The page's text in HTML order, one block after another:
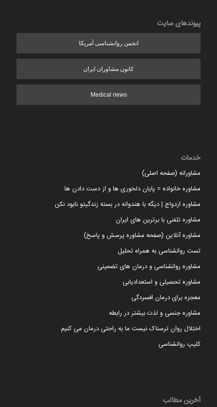
پیوندهای سایت
انجمن روانشناسی آمریکا
کانون مشاوران ایران
Medical news
خدمات
مشاورانه (صفحه اصلی)
مشاوره خانواده = پایان دلخوری ها و از دست دادن ها
مشاوره ازدواج | دیگه با هندوانه در بسته زندگیتو نابود نکن
مشاوره تلفنی با برترین های ایران
مشاوره آنلاین (صفحه مشاوره پرسش و پاسخ)
تست روانشناسی به همراه تحلیل
مشاوره روانشناسی و درمان های تضمینی
مشاوره تحصیلی و استعدادیابی
معجزه برای درمان افسردگی
مشاوره جنسی و لذت بیشتر در رابطه
اختلال روان ترسناک نیست ما به راحتی درمان می کنیم
کلیپ روانشناسی
آخرین مطالب